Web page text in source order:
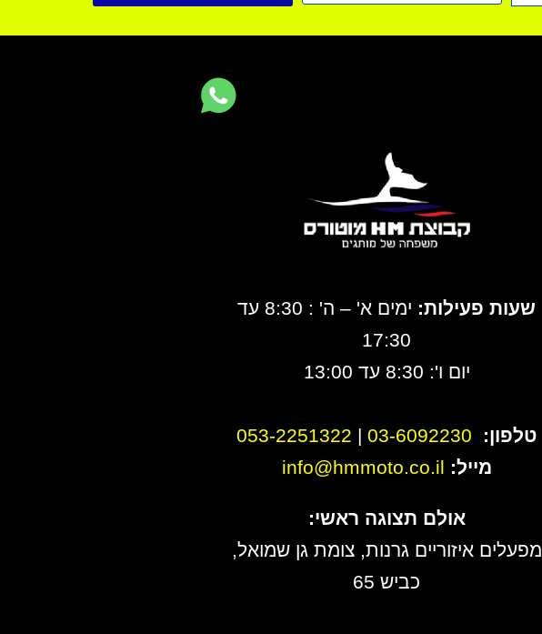
שעות פעילות:
ימים א' – ה' : 8:30 עד
17:30
יום ו': 8:30 עד 13:00
טלפון: 03-6092230
|
053-2251322
מייל: info@hmmoto.co.il
אולם תצוגה ראשי:
מפעלים איזוריים גרנות, צומת גן שמואל,
כביש 65